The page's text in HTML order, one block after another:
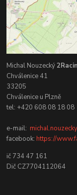
Michal Nouzecký
Chválenice 41
33205
Chválenice u Plzně
tel: +420 608 08 18 08
e-mail:
facebook:https://
ič 734 47 161
Dič CZ7704112064